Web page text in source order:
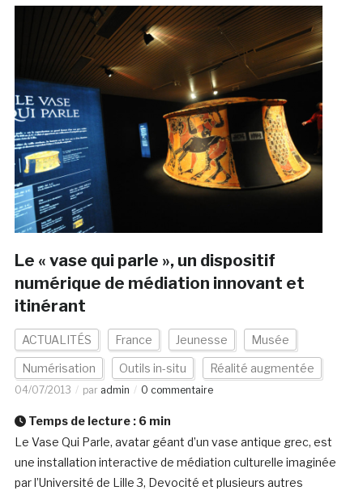
Le « vase qui parle », un dispositif
numérique de médiation innovant et
itinérant
ACTUALITÉS France Jeunesse Musée
Numérisation Outils in-situ Réalité augmentée
04/07/2013 par admin 0 commentaire
Temps de lecture : 6 min
Le Vase Qui Parle, avatar géant d’un vase antique grec, est
une installation interactive de médiation culturelle imaginée
par l’Université de Lille 3, Devocité et plusieurs autres